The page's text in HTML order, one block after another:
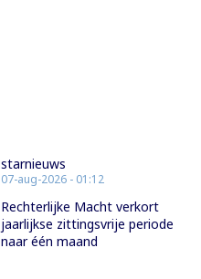
starnieuws
07-aug-2026 - 01:12
Rechterlijke Macht verkort
jaarlijkse zittingsvrije periode
naar één maand